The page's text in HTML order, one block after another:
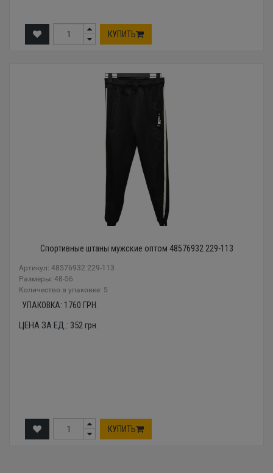
КУПИТЬ
Спортивные штаны мужские оптом 48576932 229-113
Артикул: 48576932 229-113
Размеры: 48-56
Количество в упаковке: 5
УПАКОВКА: 1760 ГРН.
ЦЕНА ЗА ЕД.: 352грн.
КУПИТЬ